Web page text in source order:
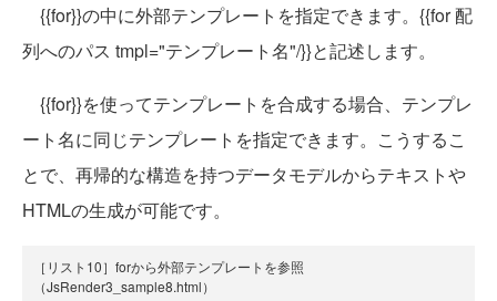
{{for}}の中に外部テンプレートを指定できます。{{for 配
列へのパス tmpl="テンプレート名"/}}と記述します。
{{for}}を使ってテンプレートを合成する場合、テンプレ
ート名に同じテンプレートを指定できます。こうするこ
とで、再帰的な構造を持つデータモデルからテキストや
HTMLの生成が可能です。
［リスト10］forから外部テンプレートを参照
（JsRender3_sample8.html）